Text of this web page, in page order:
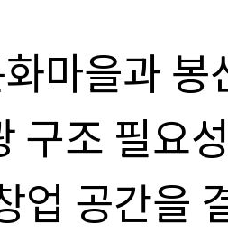
마을과
구조 필요
업 공간을